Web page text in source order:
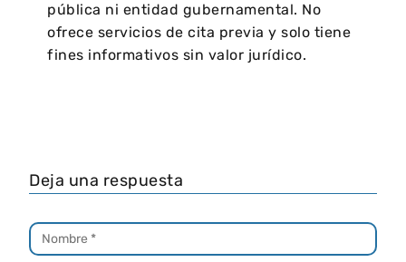
pública ni entidad gubernamental. No
ofrece servicios de cita previa y solo tiene
fines informativos sin valor jurídico.
Deja una respuesta